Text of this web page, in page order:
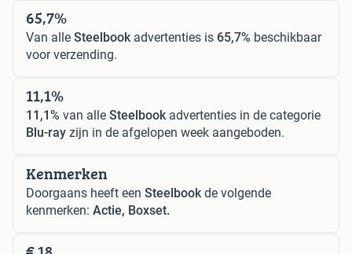
65,7%
Van alle Steelbook advertenties is 65,7% beschikbaar
voor verzending.
11,1%
11,1% van alle Steelbook advertenties in de categorie
Blu-ray zijn in de afgelopen week aangeboden.
Kenmerken
Doorgaans heeft een Steelbook de volgende
kenmerken: Actie, Boxset.